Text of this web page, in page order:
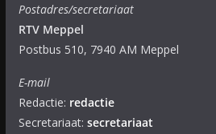
Postadres/secretariaat
RTV Meppel
Postbus 510, 7940 AM Meppel
E-mail
Redactie: redactie
Secretariaat: secretariaat